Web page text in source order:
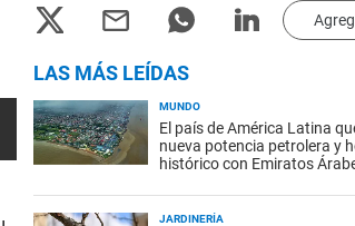
LAS MÁS LEÍDAS
MUNDO
El país de América Latina
nueva potencia petrolera y
histórico con Emiratos
JARDINERÍA